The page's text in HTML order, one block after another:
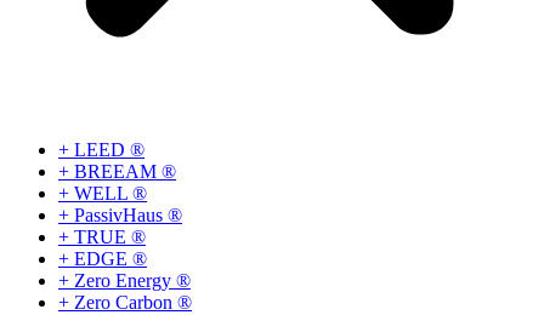
+ LEED ®
+ BREEAM ®
+ WELL ®
+ PassivHaus ®
+ TRUE ®
+ EDGE ®
+ Zero Energy ®
+ Zero Carbon ®